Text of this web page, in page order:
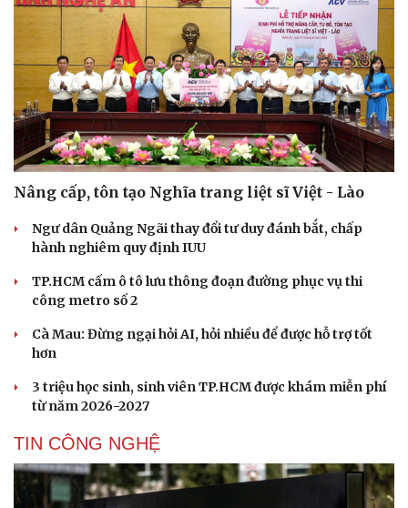
Nâng cấp, tôn tạo Nghĩa trang liệt sĩ Việt - Lào
Ngư dân Quảng Ngãi thay đổi tư duy đánh bắt, chấp
hành nghiêm quy định IUU
TP.HCM cấm ô tô lưu thông đoạn đường phục vụ thi
công metro số 2
Cà Mau: Đừng ngại hỏi AI, hỏi nhiều để được hỗ trợ tốt
hơn
3 triệu học sinh, sinh viên TP.HCM được khám miễn phí
từ năm 2026-2027
TIN CÔNG NGHỆ